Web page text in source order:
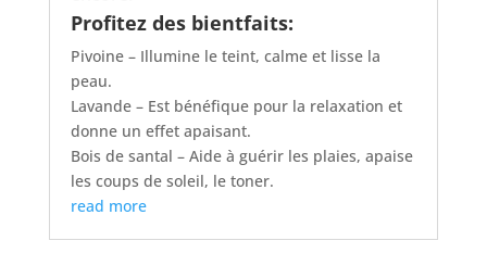
Profitez des bientfaits:
Pivoine – Illumine le teint, calme et lisse la
peau.
Lavande – Est bénéfique pour la relaxation et
donne un effet apaisant.
Bois de santal – Aide à guérir les plaies, apaise
les coups de soleil, le toner.
read more